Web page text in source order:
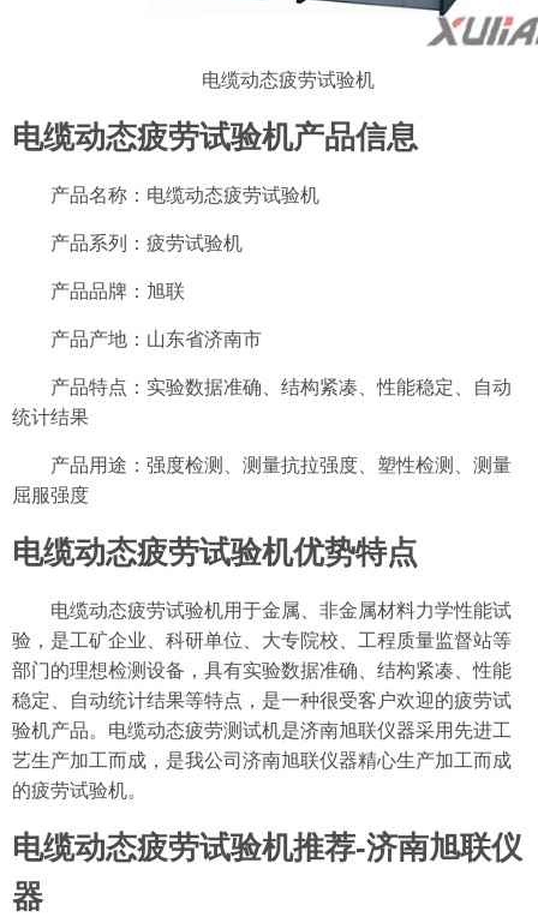
电缆动态疲劳试验机
电缆动态疲劳试验机产品信息
产品名称：电缆动态疲劳试验机
产品系列：疲劳试验机
产品品牌：旭联
产品产地：山东省济南市
产品特点：实验数据准确、结构紧凑、性能稳定、自动
统计结果
产品用途：强度检测、测量抗拉强度、塑性检测、测量
屈服强度
电缆动态疲劳试验机优势特点
电缆动态疲劳试验机用于金属、非金属材料力学性能试
验，是工矿企业、科研单位、大专院校、工程质量监督站等
部门的理想检测设备，具有实验数据准确、结构紧凑、性能
稳定、自动统计结果等特点，是一种很受客户欢迎的疲劳试
验机产品。电缆动态疲劳测试机是济南旭联仪器采用先进工
艺生产加工而成，是我公司济南旭联仪器精心生产加工而成
的疲劳试验机。
电缆动态疲劳试验机推荐-济南旭联仪
器